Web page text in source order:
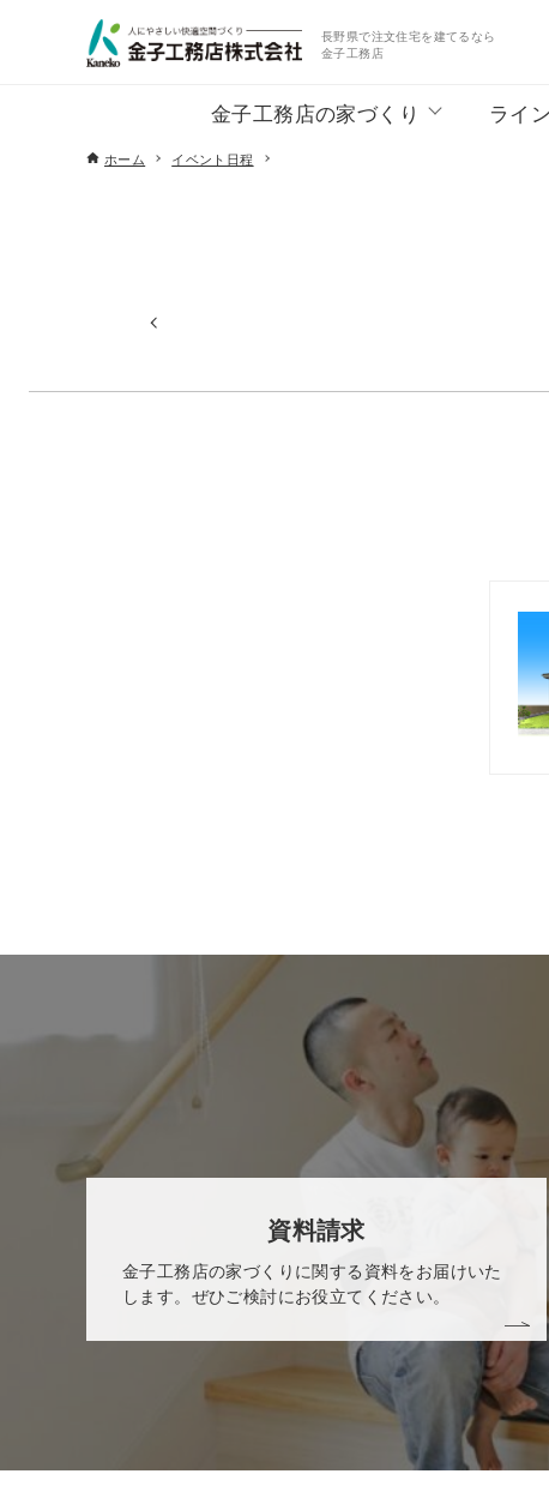
長野県で注文住宅を建てるなら
金子工務店
金子工務店の家づくり ライ
ホーム イベント日程
資料請求
金子工務店の家づくりに関する資料をお届けいた
します。ぜひご検討にお役立てください。